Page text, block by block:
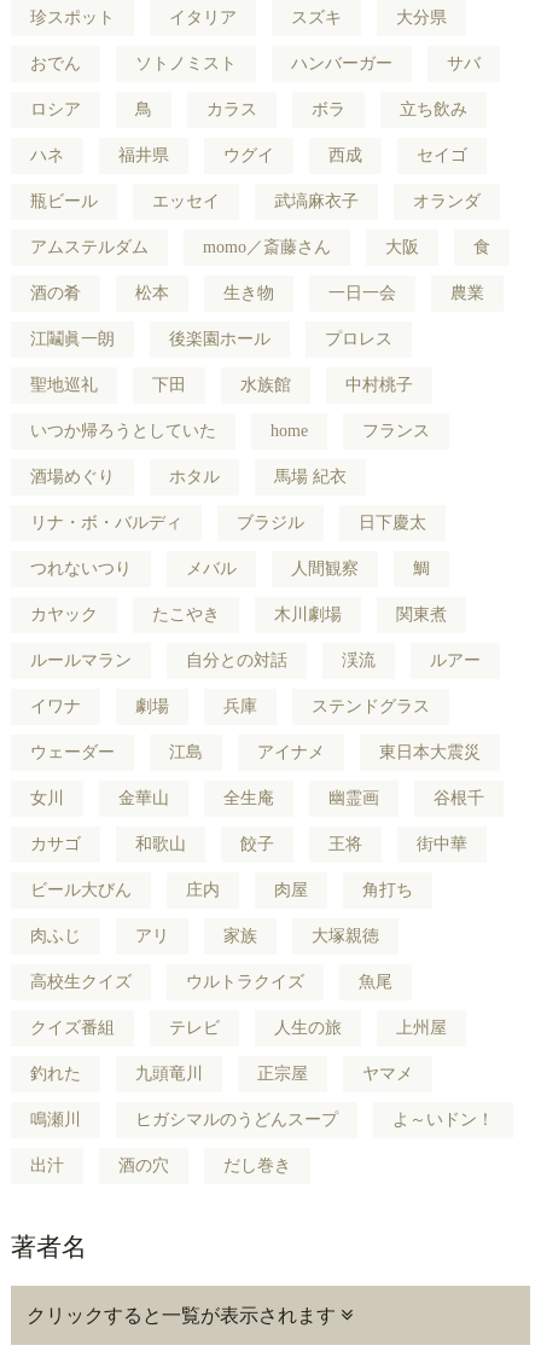
珍スポット イタリア スズキ 大分県
おでん ソトノミスト ハンバーガー サバ
ロシア 鳥 カラス ボラ 立ち飲み
ハネ 福井県 ウグイ 西成 セイゴ
瓶ビール エッセイ 武塙麻衣子 オランダ
アムステルダム momo／斎藤さん 大阪 食
酒の肴 松本 生き物 一日一会 農業
江鬮眞一朗 後楽園ホール プロレス
聖地巡礼 下田 水族館 中村桃子
いつか帰ろうとしていた home フランス
酒場めぐり ホタル 馬場 紀衣
リナ・ボ・バルディ ブラジル 日下慶太
つれないつり メバル 人間観察 鯛
カヤック たこやき 木川劇場 関東煮
ルールマラン 自分との対話 渓流 ルアー
イワナ 劇場 兵庫 ステンドグラス
ウェーダー 江島 アイナメ 東日本大震災
女川 金華山 全生庵 幽霊画 谷根千
カサゴ 和歌山 餃子 王将 街中華
ビール大びん 庄内 肉屋 角打ち
肉ふじ アリ 家族 大塚親徳
高校生クイズ ウルトラクイズ 魚尾
クイズ番組 テレビ 人生の旅 上州屋
釣れた 九頭竜川 正宗屋 ヤマメ
鳴瀬川 ヒガシマルのうどんスープ よ～いドン！
出汁 酒の穴 だし巻き
著者名
クリックすると一覧が表示されます